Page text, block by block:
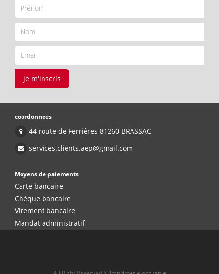
je m'inscris
coordonnees
44 route de Ferrières 81260 BRASSAC
services.clients.aep@gmail.com
Moyens de paiements
Carte bancaire
Chèque bancaire
Virement bancaire
Mandat administratif